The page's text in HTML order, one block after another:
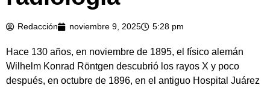
Redacción noviembre 9, 2025 5:28 pm
Hace 130 años, en noviembre de 1895, el físico alemán
Wilhelm Konrad Röntgen descubrió los rayos X y poco
después, en octubre de 1896, en el antiguo Hospital Juárez